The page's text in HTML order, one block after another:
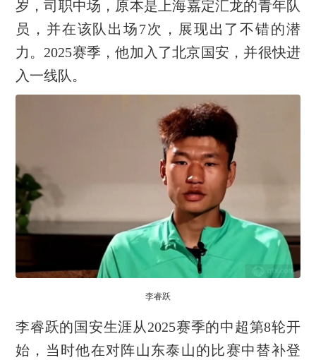
岁，司职中场，原本是上海嘉定汇龙的青年队
员，并在该队出场7次，展现出了不错的潜
力。2025赛季，他加入了北京国安，并很快进
入一线队。
李睿跃
李睿跃的国安生涯从2025赛季的中超第8轮开
始，当时他在对阵山东泰山的比赛中替补登